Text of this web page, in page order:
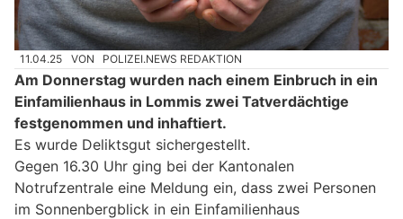
11.04.25 VON POLIZEI.NEWS REDAKTION
Am Donnerstag wurden nach einem Einbruch in ein
Einfamilienhaus in Lommis zwei Tatverdächtige
festgenommen und inhaftiert.
Es wurde Deliktsgut sichergestellt.
Gegen 16.30 Uhr ging bei der Kantonalen
Notrufzentrale eine Meldung ein, dass zwei Personen
im Sonnenbergblick in ein Einfamilienhaus